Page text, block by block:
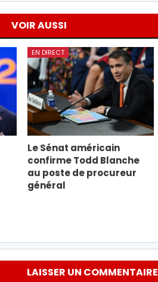
VOIR AUSSI
EN DIRECT
Le Sénat américain
confirme Todd Blanche
au poste de procureur
général
LAISSER UN COMMENTAIRE